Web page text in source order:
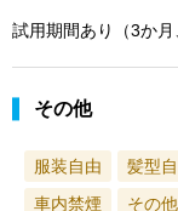
試用期間あり（3か月
その他
服装自由 髪型
車内禁煙
その